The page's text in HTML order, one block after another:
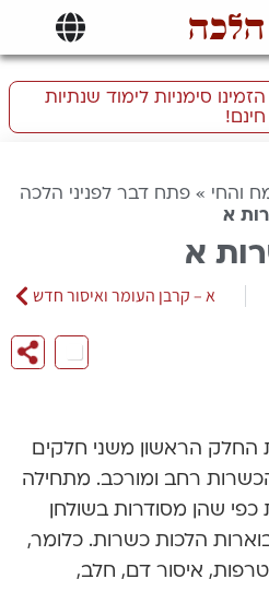
הלכה
סימניות לימוד שנתיות
חינם!
והחי » פתח דבר לפניני הלכה
א
א
א – קרבן העומר ואיסור חדש
החלק הראשון משני חלקים
רחב ומורכב. מתחילה
שהן מסודרות בשולחן
הלכות כשרות. כלומר,
איסור דם, חלב,